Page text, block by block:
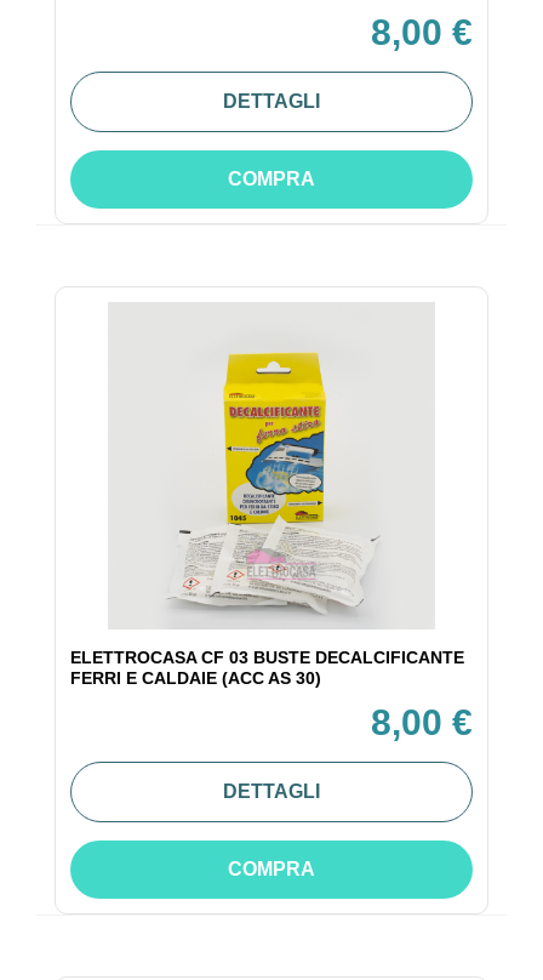
8,00 €
DETTAGLI
COMPRA
ELETTROCASA CF 03 BUSTE DECALCIFICANTE
FERRI E CALDAIE (ACC AS 30)
8,00 €
DETTAGLI
COMPRA